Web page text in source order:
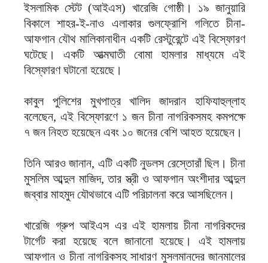
ইসলামিক স্টেট (আইএস) খারেজি গোষ্ঠী। ১৯ জানুয়ারি
বিকালে শাহর-ই-নাও এলাকার গুলফ্রোশি গলিতে চীনা-
আফগান যৌথ মালিকানাধীন একটি রেস্টুরেন্টে এই বিস্ফোরণ
ঘটেছে। একটি আত্মঘাতী বোমা হামলার মাধ্যমে এই
বিস্ফোরণ ঘটানো হয়েছে।
কাবুল পুলিশের মুখপাত্র খালিদ জাদরান হাফিযাহুল্লাহ
বলেছেন, এই বিস্ফোরণে ১ জন চীনা নাগরিকসমহ কমপক্ষে
৭ জন নিহত হয়েছেন এবং ১০ জনের বেশি আহত হয়েছেন।
তিনি আরও জানান, এটি একটি নুডলস রেস্তোরাঁ ছিল। চীনা
মুসলিম আব্দুল মাজিদ, তার স্ত্রী ও আফগান অংশীদার আব্দুল
জব্বার মাহমুদ যৌথভাবে এটি পরিচালনা করে আসছিলেন।
খারেজি গ্রুপ আইএস এর এই হামলায় চীনা নাগরিকদের
টার্গেট করা হয়েছে বলে জানানো হয়েছে। এই হামলায়
আফগান ও চীনা নাগরিকসহ সাধারণ মুসলমানদের জানমালের